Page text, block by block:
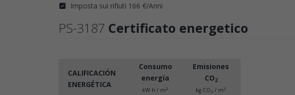
Imposta sui rifiuti 166 €/Anni
PS-3187 Certificato energetico
CALIFICACIÓN
ENERGÉTICA
Consumo
energía
kW h / m2
Emisiones
CO2
kg CO2 / m2